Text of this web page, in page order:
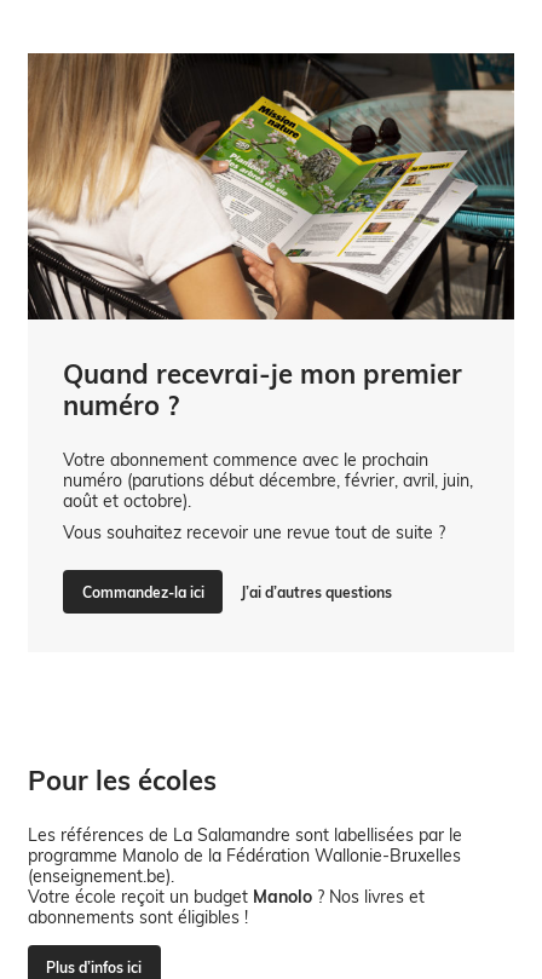
Quand recevrai-je mon premier
numéro ?
Votre abonnement commence avec le prochain
numéro (parutions début décembre, février, avril, juin,
août et octobre).
Vous souhaitez recevoir une revue tout de suite ?
Commandez-la ici J’ai d’autres questions
Pour les écoles
Les références de La Salamandre sont labellisées par le
programme Manolo de la Fédération Wallonie-Bruxelles
(enseignement.be).
Votre école reçoit un budget Manolo ? Nos livres et
abonnements sont éligibles !
Plus d’infos ici